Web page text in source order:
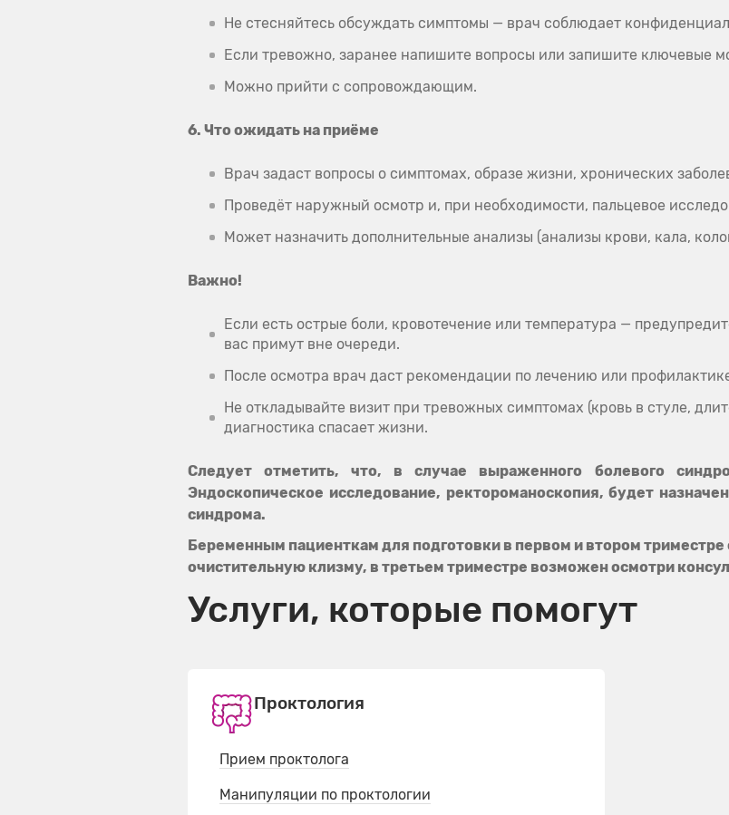
Не стесняйтесь обсуждать симптомы — врач соблюдает
Если тревожно, заранее напишите вопросы или запишите ключевые
Можно прийти с сопровождающим.
6. Что ожидать на приёме
Врач задаст вопросы о симптомах, образе жизни, хронических
Проведёт наружный осмотр и, при необходимости, пальцевое
Может назначить дополнительные анализы (анализы крови, кала,
Важно!
Если есть острые боли, кровотечение или температура —
вас примут вне очереди.
После осмотра врач даст рекомендации по лечению или
Не откладывайте визит при тревожных симптомах (кровь в стуле,
диагностика спасает жизни.
Следует отметить, что, в случае выраженного болевого
Эндоскопическое исследование, ректороманоскопия, будет
синдрома.
Беременным пациенткам для подготовки в первом и втором
очистительную клизму, в третьем триместре возможен осмотри
Услуги, которые помогут
Проктология
Прием проктолога
Манипуляции по проктологии